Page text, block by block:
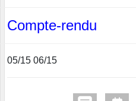
Compte-rendu
05/15 06/15